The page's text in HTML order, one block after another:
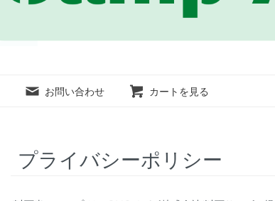
お問い合わせ カートを見る
プライバシーポリシー